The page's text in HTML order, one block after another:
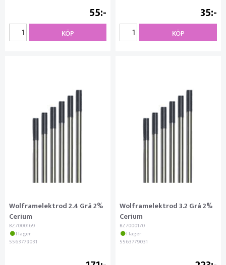
55
KÖP
35
KÖP
Wolframelektrod 2.4 Grå 2%
Cerium
BZ7000169
I lager
5563779031
Wolframelektrod 3.2 Grå 2%
Cerium
BZ7000170
I lager
5563779031